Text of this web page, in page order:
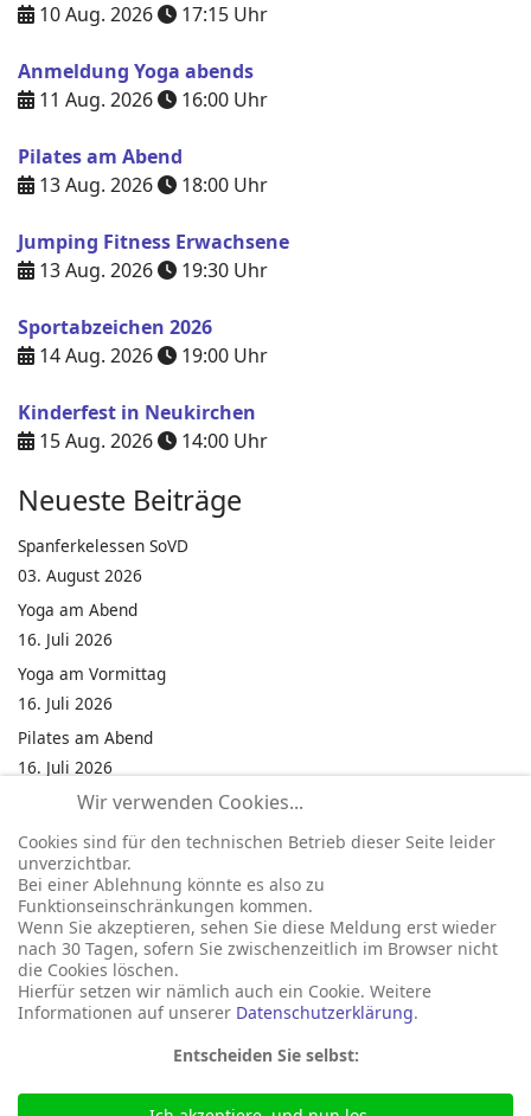
10 Aug. 2026
17:15 Uhr
Anmeldung Yoga abends
11 Aug. 2026
16:00 Uhr
Pilates am Abend
13 Aug. 2026
18:00 Uhr
Jumping Fitness Erwachsene
13 Aug. 2026
19:30 Uhr
Sportabzeichen 2026
14 Aug. 2026
19:00 Uhr
Kinderfest in Neukirchen
15 Aug. 2026
14:00 Uhr
Neueste Beiträge
Spanferkelessen SoVD
03. August 2026
Yoga am Abend
16. Juli 2026
Yoga am Vormittag
16. Juli 2026
Pilates am Abend
16. Juli 2026
Jumping Fitness Intervall
16. Juli 2026
Jumping Fitness Erwachsene
16. Juli 2026
Kinderfest in Neukirchen
16. Juli 2026
Wir verwenden Cookies...
Cookies sind für den technischen Betrieb dieser Seite leider
unverzichtbar.
Bei einer Ablehnung könnte es also zu
Funktionseinschränkungen kommen.
Wenn Sie akzeptieren, sehen Sie diese Meldung erst wieder
nach 30 Tagen, sofern Sie zwischenzeitlich im Browser nicht
die Cookies löschen.
Hierfür setzen wir nämlich auch ein Cookie. Weitere
Informationen auf unserer Datenschutzerklärung.
Entscheiden Sie selbst: